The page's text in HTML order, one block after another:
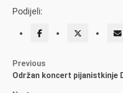
Podijeli:
Post
Previous
Održan koncert pijanistkinje